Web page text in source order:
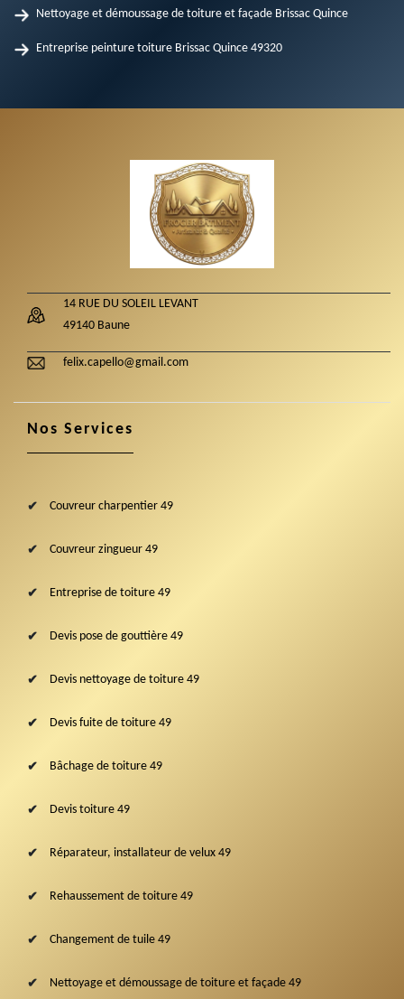
Nettoyage et démoussage de toiture et façade Brissac Quince
Entreprise peinture toiture Brissac Quince 49320
14 RUE DU SOLEIL LEVANT
49140 Baune
felix.capello@gmail.com
Nos Services
Couvreur charpentier 49
Couvreur zingueur 49
Entreprise de toiture 49
Devis pose de gouttière 49
Devis nettoyage de toiture 49
Devis fuite de toiture 49
Bâchage de toiture 49
Devis toiture 49
Réparateur, installateur de velux 49
Rehaussement de toiture 49
Changement de tuile 49
Nettoyage et démoussage de toiture et façade 49